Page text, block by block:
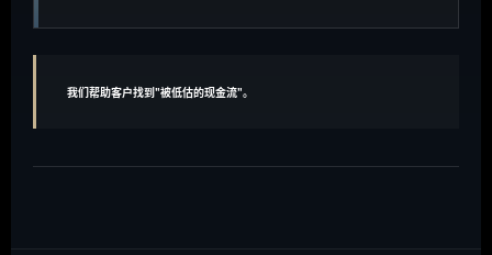
我们帮助客户找到"被低估的现金流"。